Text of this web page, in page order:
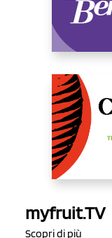
myfruit.TV
Scopri di più